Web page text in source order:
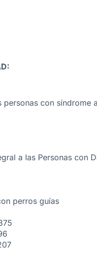
con síndrome
a las Personas con
perros guías